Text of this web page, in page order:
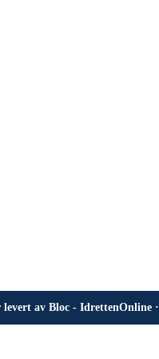
levert av Bloc - IdrettenOnline ·